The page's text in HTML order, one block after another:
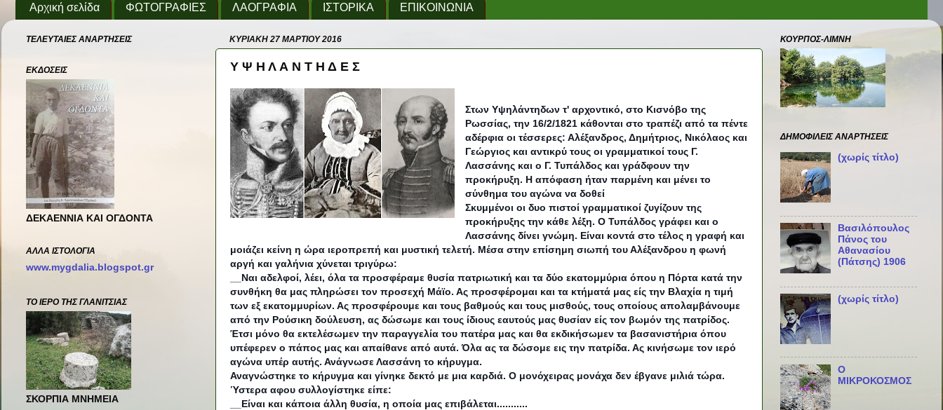
Αρχική σελίδα ΦΩΤΟΓΡΑΦΙΕΣ ΛΑΟΓΡΑΦΙΑ ΙΣΤΟΡΙΚΑ ΕΠΙΚΟΙΝΩΝΙΑ
ΚΥΡΙΑΚΉ 27 ΜΑΡΤΊΟΥ 2016
Υ Ψ Η Λ Α Ν Τ Η Δ Ε Σ
Στων Υψηλάντηδων τ' αρχοντικό, στο Κισνόβο της
Ρωσσίας, την 16/2/1821 κάθονται στο τραπέζι από τα πέντε
αδέρφια οι τέσσερες: Αλέξανδρος, Δημήτριος, Νικόλαος και
Γεώργιος και αντικρύ τους οι γραμματικοί τους Γ.
Λασσάνης και ο Γ. Τυπάλδος και γράδφουν την
προκήρυξη. Η απόφαση ήταν παρμένη και μένει το
σύνθημα του αγώνα να δοθεί
Σκυμμένοι οι δυο πιστοί γραμματικοί ζυγίζουν της
προκήρυξης την κάθε λέξη. Ο Τυπάλδος γράφει και ο
Λασσάνης δίνει γνώμη. Είναι κοντά στο τέλος η γραφή και
μοιάζει κείνη η ώρα ιεροπρεπή και μυστική τελετή. Μέσα στην επίσημη σιωπή του Αλέξανδρου η φωνή
αργή και γαλήνια χύνεται τριγύρω:
__Ναι αδελφοί, λέει, όλα τα προσφέραμε θυσία πατριωτική και τα δύο εκατομμύρια όπου η Πόρτα κατά την
συνθήκη θα μας πληρώσει τον προσεχή Μάϊο. Ας προσφέρομαι και τα κτήματά μας είς την Βλαχία η τιμή
των εξ εκατομμυρίων. Ας προσφέρουμε και τους βαθμούς και τους μισθούς, τους οποίους απολαμβάνουμε
από την Ρούσικη δούλευση, ας δώσωμε και τους ίδιους εαυτούς μας θυσίαν είς τον βωμόν της πατρίδος.
Έτσι μόνο θα εκτελέσωμεν την παραγγελία του πατέρα μας και θα εκδικήσωμεν τα βασανιστήρια όπου
υπέφερεν ο πάπος μας και απαίθανε από αυτά. Όλα ας τα δώσομε εις την πατρίδα. Ας κινήσωμε τον ιερό
αγώνα υπέρ αυτής. Ανάγνωσε Λασσάνη το κήρυγμα.
Αναγνώστηκε το κήρυγμα και γίνηκε δεκτό με μια καρδιά. Ο μονόχειρας μονάχα δεν έβγανε μιλιά τώρα.
Ύστερα αφου συλλογίστηκε είπε:
__Είναι και κάποια άλλη θυσία, η οποία μας επιβάλεται...........
ΤΕΛΕΥΤΑΙΕΣ ΑΝΑΡΤΗΣΕΙΣ
ΕΚΔΟΣΕΙΣ
ΔΕΚΑΕΝΝΙΑ ΚΑΙ ΟΓΔΟΝΤΑ
ΑΛΛΑ ΙΣΤΟΛΌΓΙΑ
www.mygdalia.blogspot.gr
ΤΟ ΙΕΡΟ ΤΗΣ ΓΛΑΝΙΤΣΙΑΣ
ΣΚΟΡΠΙΑ ΜΝΗΜΕΙΑ
ΚΟΥΡΠΟΣ-ΛΙΜΝΗ
ΔΗΜΟΦΙΛΕΊΣ ΑΝΑΡΤΉΣΕΙΣ
(χωρίς τίτλο)
Βασιλόπουλος
Πάνος του
Αθανασίου
(Πάτσης) 1906
(χωρίς τίτλο)
Ο
ΜΙΚΡΟΚΟΣΜΟΣ